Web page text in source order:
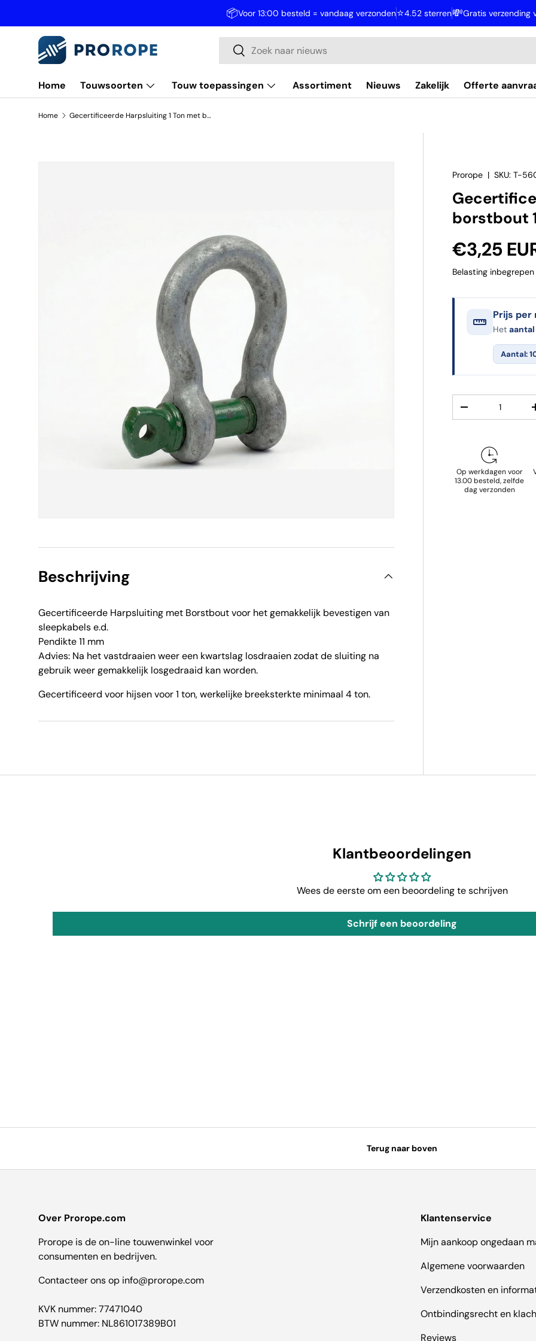
📦Voor 13:00 besteld = vandaag verzonden⭐4.52 sterren💸Gratis verzending
Zoeken
Zoeken
Home Touwsoorten Touw toepassingen Assortiment Nieuws Zakelijk Offerte
Home Gecertificeerde Harpsluiting 1 Ton met borstbout 11 mm.
Prorope |SKU: T-
borstbout
Reguliere
€3,25
Belasting
Prijs per
Hetaantal
Aantal:
Verlaag de
Op werkdagen voor
13.00 besteld, zelfde
dag verzonden
Beschrijving
Gecertificeerde Harpsluiting met Borstbout voor het gemakkelijk bevestigen van
sleepkabels e.d.
Pendikte 11 mm
Advies: Na het vastdraaien weer een kwartslag losdraaien zodat de sluiting na
gebruik weer gemakkelijk losgedraaid kan worden.
Gecertificeerd voor hijsen voor 1 ton, werkelijke breeksterkte minimaal 4 ton.
Klantbeoordelingen
Wees de eerste om een beoordeling te schrijven
Schrijf een beoordeling
Terug naar boven
Over Prorope.com
Prorope is de on-line touwenwinkel voor
consumenten en bedrijven.
Contacteer ons op info@prorope.com
KVK nummer: 77471040
BTW nummer: NL861017389B01
Klantenservice
Mijn aankoop ongedaan
Algemene voorwaarden
Verzendkosten en
Ontbindingsrecht en
Reviews